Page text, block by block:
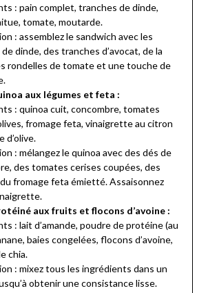
: pain complet, tranches de dinde,
tomate, moutarde.
: assemblez le sandwich avec les
dinde, des tranches d’avocat, de la
rondelles de tomate et une touche de
aux légumes et feta :
: quinoa cuit, concombre, tomates
fromage feta, vinaigrette au citron
d’olive.
: mélangez le quinoa avec des dés de
des tomates cerises coupées, des
fromage feta émietté. Assaisonnez
aux fruits et flocons d’avoine :
: lait d’amande, poudre de protéine (au
baies congelées, flocons d’avoine,
chia.
: mixez tous les ingrédients dans un
obtenir une consistance lisse.